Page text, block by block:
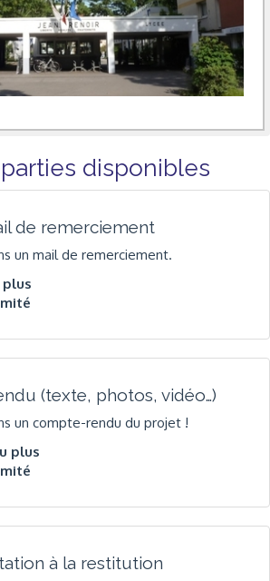
disponibles
de remerciement
un mail de remerciement.
plus
(texte, photos, vidéo…)
un compte-rendu du projet !
plus
à la restitution